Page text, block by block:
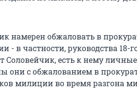
намерен обжаловать в
- в частности, руководства 18-
Соловейчик, есть к нему
они с обжалованием в
милиции во время разгона